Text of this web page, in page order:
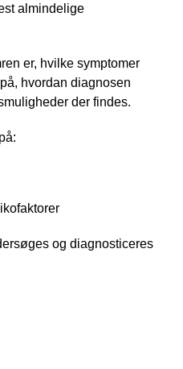
almindelige
er, hvilke symptomer
hvordan diagnosen
der findes.
og diagnosticeres